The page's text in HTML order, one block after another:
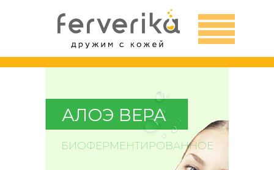
БИОФЕРМЕНТИРОВАННОЕ
АЛОЭ ВЕРА